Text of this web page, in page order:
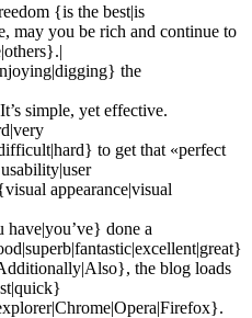
{is the best|is
may you be rich and continue to
the
simple, yet effective.
to get that «perfect
appearance|visual
have|you’ve} done a
the blog loads